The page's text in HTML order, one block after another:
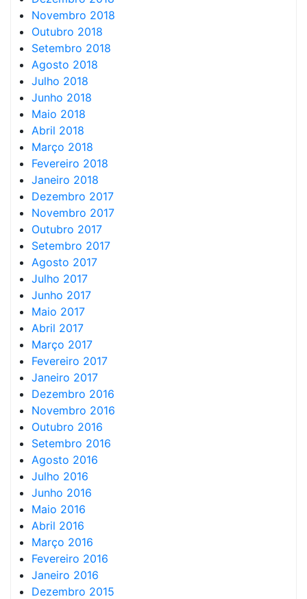
Novembro 2018
Outubro 2018
Setembro 2018
Agosto 2018
Julho 2018
Junho 2018
Maio 2018
Abril 2018
Março 2018
Fevereiro 2018
Janeiro 2018
Dezembro 2017
Novembro 2017
Outubro 2017
Setembro 2017
Agosto 2017
Julho 2017
Junho 2017
Maio 2017
Abril 2017
Março 2017
Fevereiro 2017
Janeiro 2017
Dezembro 2016
Novembro 2016
Outubro 2016
Setembro 2016
Agosto 2016
Julho 2016
Junho 2016
Maio 2016
Abril 2016
Março 2016
Fevereiro 2016
Janeiro 2016
Dezembro 2015